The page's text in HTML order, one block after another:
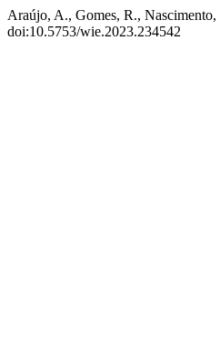
Araújo, A., Gomes, R.,
doi:10.5753/wie.2023.234542